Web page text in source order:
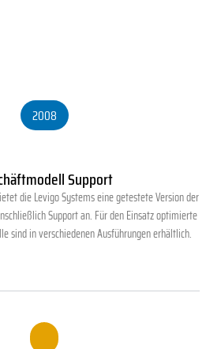
2008
Support
die Levigo Systems eine getestete Version der
Support an. Für den Einsatz optimierte
sind in verschiedenen Ausführungen erhältlich.